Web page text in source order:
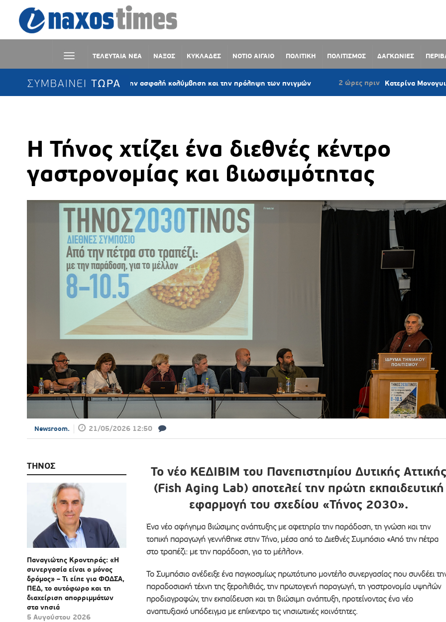
ΤΕΛΕΥΤΑΙΑ ΝΕΑ ΝΑΞΟΣ ΚΥΚΛΑΔΕΣ ΝΟΤΙΟ ΑΙΓΑΙΟ ΠΟΛΙΤΙΚΗ ΠΟΛΙΤΙΣΜΟΣ ΔΑΓΚΩΝΙΕΣ
ΣΥΜΒΑΙΝΕΙ ΤΩΡΑ
ενημέρωσης για την ασφαλή κολύμβηση και την πρόληψη των πνιγμών 2 ώρες πριν Κατερίνα Μονογυιού: «Έργο
Η Τήνος χτίζει ένα διεθνές κέντρο
γαστρονομίας και βιωσιμότητας
Newsroom. 21/05/2026 12:50
ΤΗΝΟΣ
Παναγιώτης Κροντηράς: «Η
συνεργασία είναι ο μόνος
δρόμος» – Τι είπε για ΦΟΔΣΑ,
ΠΕΔ, το αυτόφωρο και τη
διαχείριση απορριμμάτων
στα νησιά
5 Αυγούστου 2026
Το νέο ΚΕΔΙΒΙΜ του Πανεπιστημίου Δυτικής
(Fish Aging Lab) αποτελεί την πρώτη εκπαιδευτική
εφαρμογή του σχεδίου «Τήνος 2030».
Ένα νέο αφήγημα βιώσιμης ανάπτυξης με αφετηρία την παράδοση, τη γνώση και την
τοπική παραγωγή γεννήθηκε στην Τήνο, μέσα από το Διεθνές Συμπόσιο «Από την πέτρα
στο τραπέζι: με την παράδοση, για το μέλλον».
Το Συμπόσιο ανέδειξε ένα παγκοσμίως πρωτότυπο μοντέλο συνεργασίας που συνδέει
παραδοσιακή τέχνη της ξερολιθιάς, την πρωτογενή παραγωγή, τη γαστρονομία υψηλών
προδιαγραφών, την εκπαίδευση και τη βιώσιμη ανάπτυξη, προτείνοντας ένα νέο
αναπτυξιακό υπόδειγμα με επίκεντρο τις νησιωτικές κοινότητες.